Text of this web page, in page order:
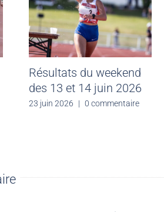
Résultats du weekend
des 13 et 14 juin 2026
23 juin 2026 | 0 commentaire